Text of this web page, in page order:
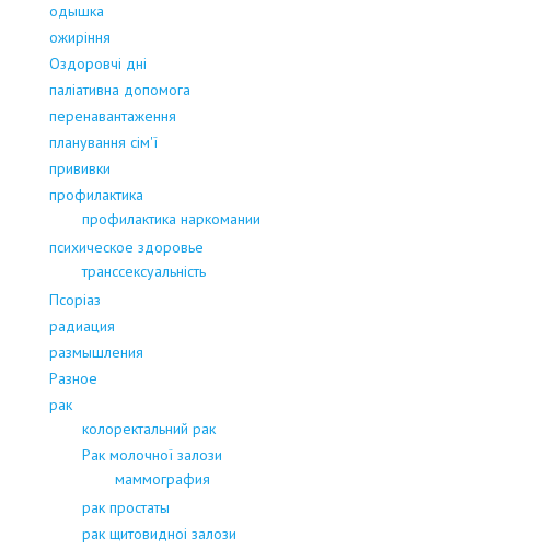
одышка
ожиріння
Оздоровчі дні
паліативна допомога
перенавантаження
планування сім'ї
прививки
профилактика
профилактика наркомании
психическое здоровье
транссексуальність
Псоріаз
радиация
размышления
Разное
рак
колоректальний рак
Рак молочної залози
маммография
рак простаты
рак щитовидноі залози